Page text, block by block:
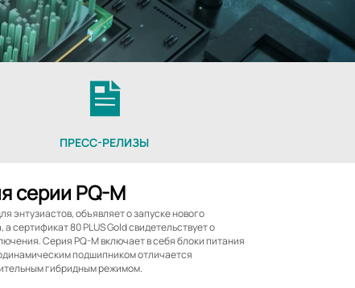
ПРЕСС-РЕЛИЗЫ
серии PQ-M
энтузиастов, объявляет о запуске нового
сертификат 80 PLUS Gold свидетельствует о
Серия PQ-M включает в себя блоки питания
подшипником отличается
гибридным режимом.